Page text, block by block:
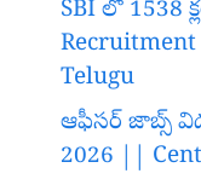
SBI లో 1538
Telugu
ఆఫీసర్ జాబ్స్
2026 ||